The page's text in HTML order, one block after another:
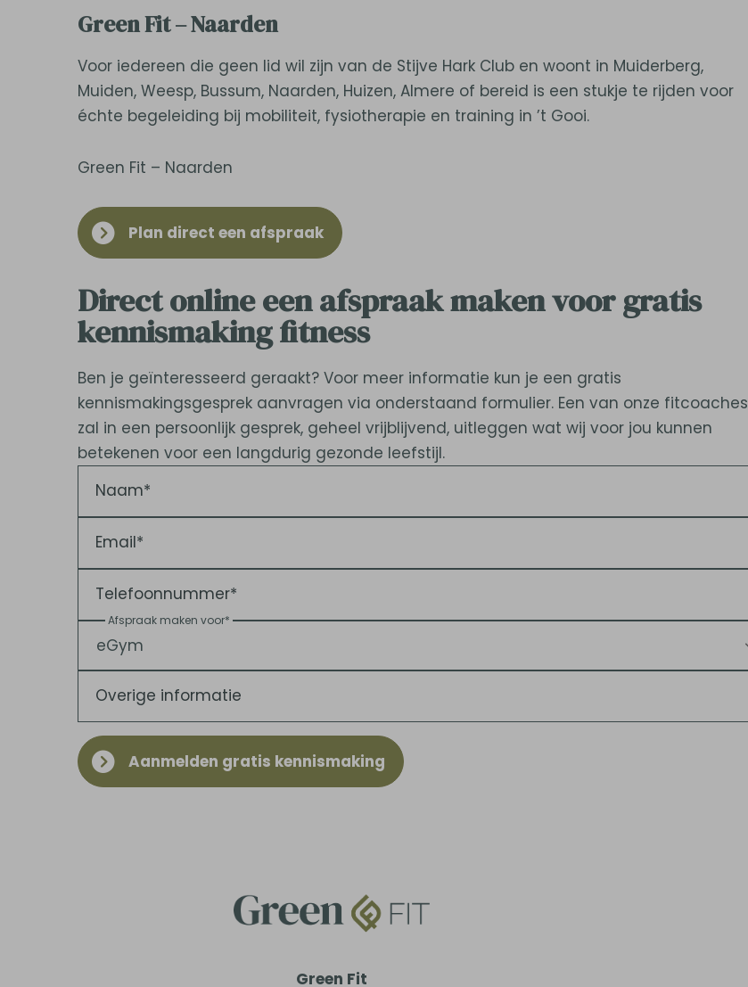
Green Fit – Naarden
Voor iedereen die geen lid wil zijn van de Stijve Hark Club en woont in Muiderberg,
Muiden, Weesp, Bussum, Naarden, Huizen, Almere of bereid is een stukje te rijden voor
échte begeleiding bij mobiliteit, fysiotherapie en training in ’t Gooi.
Green Fit – Naarden
Plan direct een afspraak
Direct online een afspraak maken voor gratis
kennismaking fitness
Ben je geïnteresseerd geraakt? Voor meer informatie kun je een gratis
kennismakingsgesprek aanvragen via onderstaand formulier. Een van onze fitcoaches
zal in een persoonlijk gesprek, geheel vrijblijvend, uitleggen wat wij voor jou kunnen
betekenen voor een langdurig gezonde leefstijl.
Naam*
Email*
Telefoonnummer*
Afspraak maken voor*
Overige informatie
Aanmelden gratis kennismaking
Green Fit